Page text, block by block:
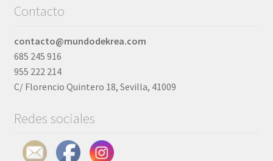
elegir
página
Contacto
contacto@mundodekrea.com
685 245 916
955 222 214
C/ Florencio Quintero 18, Sevilla, 41009
Redes sociales